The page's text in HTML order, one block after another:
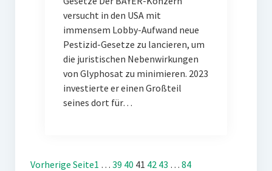
versucht in den USA mit
immensem Lobby-Aufwand neue
Pestizid-Gesetze zu lancieren, um
die juristischen Nebenwirkungen
von Glyphosat zu minimieren. 2023
investierte er einen Großteil
seines dort für…
Vorherige Seite1 … 39 40 41 42 43 … 84